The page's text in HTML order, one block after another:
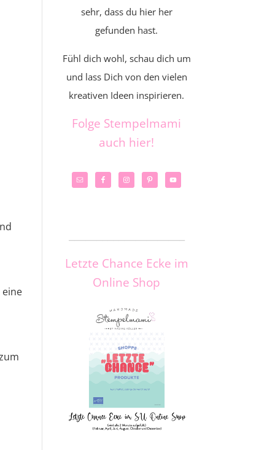
sehr, dass du hier her
gefunden hast.
Fühl dich wohl, schau dich um
und lass Dich von den vielen
kreativen Ideen inspirieren.
Folge Stempelmami
auch hier!
Letzte Chance Ecke im
Online Shop